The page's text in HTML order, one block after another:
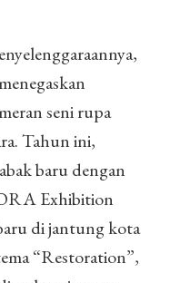
seni rupa
Tahun ini,
baru dengan
Exhibition
di jantung kota
“Restoration”,